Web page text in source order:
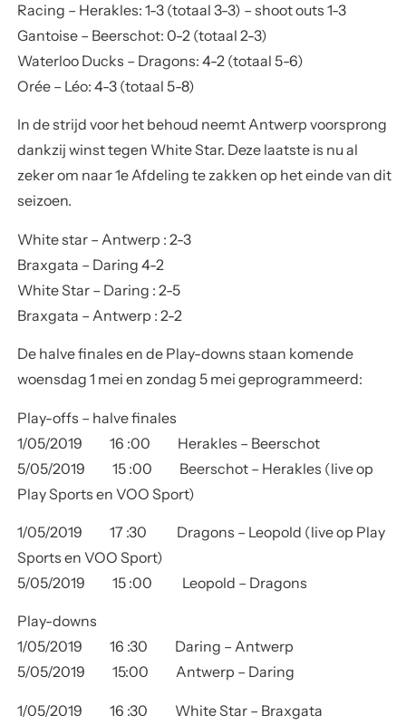
Racing – Herakles: 1-3 (totaal 3-3) – shoot outs 1-3
Gantoise – Beerschot: 0-2 (totaal 2-3)
Waterloo Ducks – Dragons: 4-2 (totaal 5-6)
Orée – Léo: 4-3 (totaal 5-8)
In de strijd voor het behoud neemt Antwerp voorsprong
dankzij winst tegen White Star. Deze laatste is nu al
zeker om naar 1e Afdeling te zakken op het einde van dit
seizoen.
White star – Antwerp : 2-3
Braxgata – Daring 4-2
White Star – Daring : 2-5
Braxgata – Antwerp : 2-2
De halve finales en de Play-downs staan komende
woensdag 1 mei en zondag 5 mei geprogrammeerd:
Play-offs – halve finales
1/05/2019 16 :00 Herakles – Beerschot
5/05/2019 15 :00 Beerschot – Herakles (live op
Play Sports en VOO Sport)
1/05/2019 17 :30 Dragons – Leopold (live op Play
Sports en VOO Sport)
5/05/2019 15 :00 Leopold – Dragons
Play-downs
1/05/2019 16 :30 Daring – Antwerp
5/05/2019 15:00 Antwerp – Daring
1/05/2019 16 :30 White Star – Braxgata